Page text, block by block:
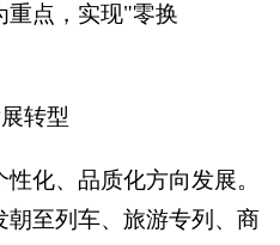
重点，实现"零换
转型
化、品质化方向发展。
至列车、旅游专列、商